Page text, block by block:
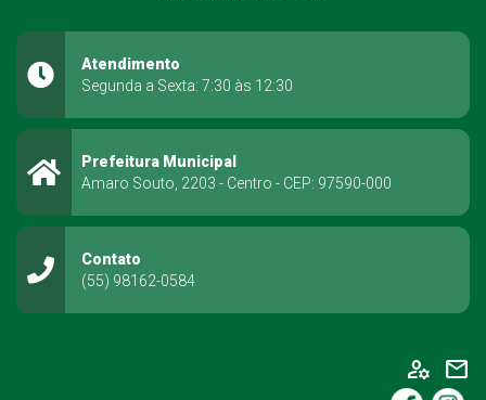
Atendimento
Segunda a Sexta: 7:30 às 12:30
Prefeitura Municipal
Amaro Souto, 2203 - Centro - CEP: 97590-000
Contato
(55) 98162-0584
manage_accounts mail